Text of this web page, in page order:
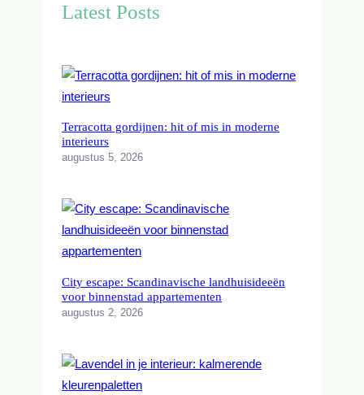
Latest Posts
Terracotta gordijnen: hit of mis in moderne
interieurs
augustus 5, 2026
City escape: Scandinavische landhuisideeën
voor binnenstad appartementen
augustus 2, 2026